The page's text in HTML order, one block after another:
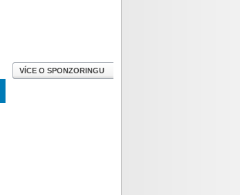
VÍCE O SPONZORINGU